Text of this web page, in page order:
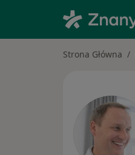
Strona Główna